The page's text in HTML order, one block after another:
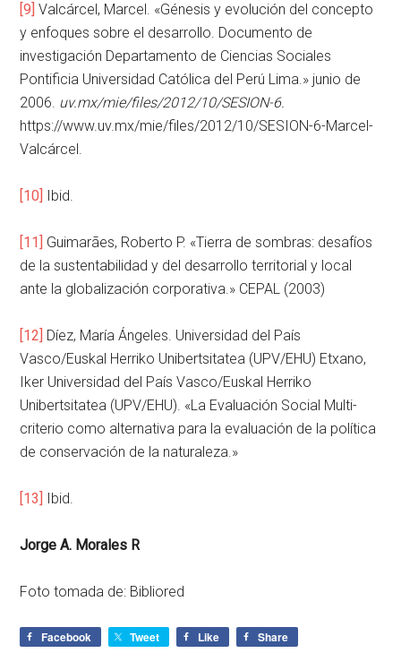
[9] Valcárcel, Marcel. «Génesis y evolución del concepto
y enfoques sobre el desarrollo. Documento de
investigación Departamento de Ciencias Sociales
Pontificia Universidad Católica del Perú Lima.» junio de
2006. uv.mx/mie/files/2012/10/SESION-6.
https://www.uv.mx/mie/files/2012/10/SESION-6-Marcel-
Valcárcel.
[10] Ibid.
[11]
Guimarães, Roberto P. «Tierra de sombras: desafíos
de la sustentabilidad y del desarrollo territorial y local
ante la globalización corporativa.» CEPAL (2003)
[12] Díez, María Ángeles. Universidad del País
Vasco/Euskal Herriko Unibertsitatea (UPV/EHU) Etxano,
Iker Universidad del País Vasco/Euskal Herriko
Unibertsitatea (UPV/EHU). «La Evaluación Social Multi-
criterio como alternativa para la evaluación de la política
de conservación de la naturaleza.»
[13] Ibid.
Jorge A. Morales R
Foto tomada de: Bibliored
Facebook Tweet Like
Share